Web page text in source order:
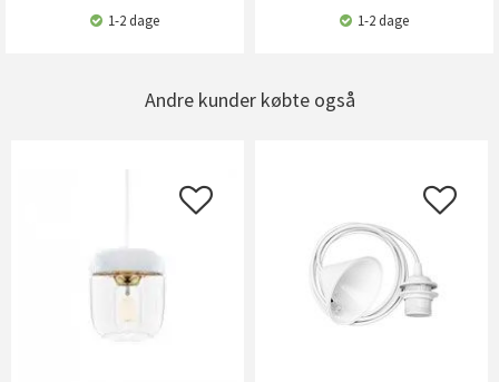
1-2 dage 1-2 dage
Andre kunder købte også